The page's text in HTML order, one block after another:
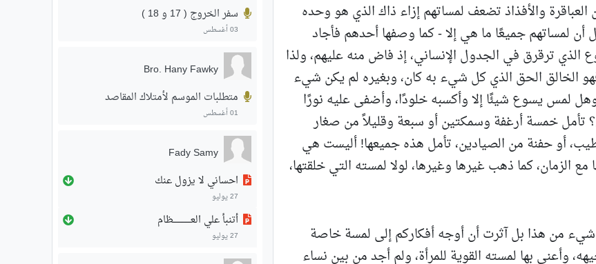
والأفذاذ تضعف لمساتهم إزاء ذاك الذي هو وحده
لمساتهم جميعًا ما هي إلا - كما وصفها أحدهم فأجاد
الذي ترقرق في الجدول الإنساني، إذ فاض منه عليهم، ولذا
الخالق الحق الذي كل شيء به كان، وبغيره لم يكن شيء
لمس يسوع شيئًا إلا وأكسبه خلودًا، وأضفى عليه نورًا
خمسة أرغفة وسمكتين أو سبعة وقليلاً من صغار
طيب، أو حفنة من الصيادين، تأمل هذه جميعها! أليست هي
الزمان، كما ذهب غيرها وغيرها، لولا لمسته التي خلقتها،
من هذا بل آثرت أن أوجه أفكاركم إلى لمسة خاصة
وأعني بها لمسته القوية للمرأة، ولم أجد من بين نساء
سفر الخروج ( 17 و 18 )
03 أغسطس
Bro. Hany Fawky
متطلبات الموسم لأمتلاك المقاصد
01 أغسطس
Fady Samy
احساني لا يزول عنك
27 يوليو
أتنبأ علي العـــــــــــــظام
27 يوليو